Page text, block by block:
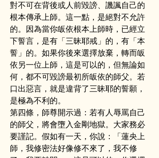
對不可在背後或人前毀謗、譏諷自己的
根本傳承上師。這一點，是絕對不允許
的。因為當你皈依根本上師時，已經立
下誓言，是有「三昧耶戒」的，有「本
誓」的。如果你後來選擇放棄，轉而皈
依另一位上師，這是可以的，但無論如
何，都不可毀謗最初所皈依的師父。若
口出惡言，就是違背了三昧耶的誓願，
是極為不利的。
第四條，師尊開示過：若有人辱罵自己
的師父，將會墮入金剛地獄。大家務必
要謹記。假如有一天，你說：「蓮央上
師，我修密法好像修不來了，我不修